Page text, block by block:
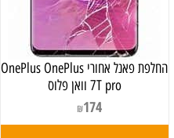
‏החלפת פאנל אחורי OnePlus OnePlus
7T pro וואן פלוס
₪174